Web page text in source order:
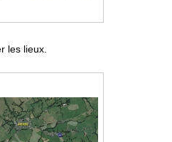
les lieux.